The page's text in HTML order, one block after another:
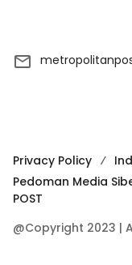
Privacy Policy
Pedoman Media
POST
@Copyright 2023 |